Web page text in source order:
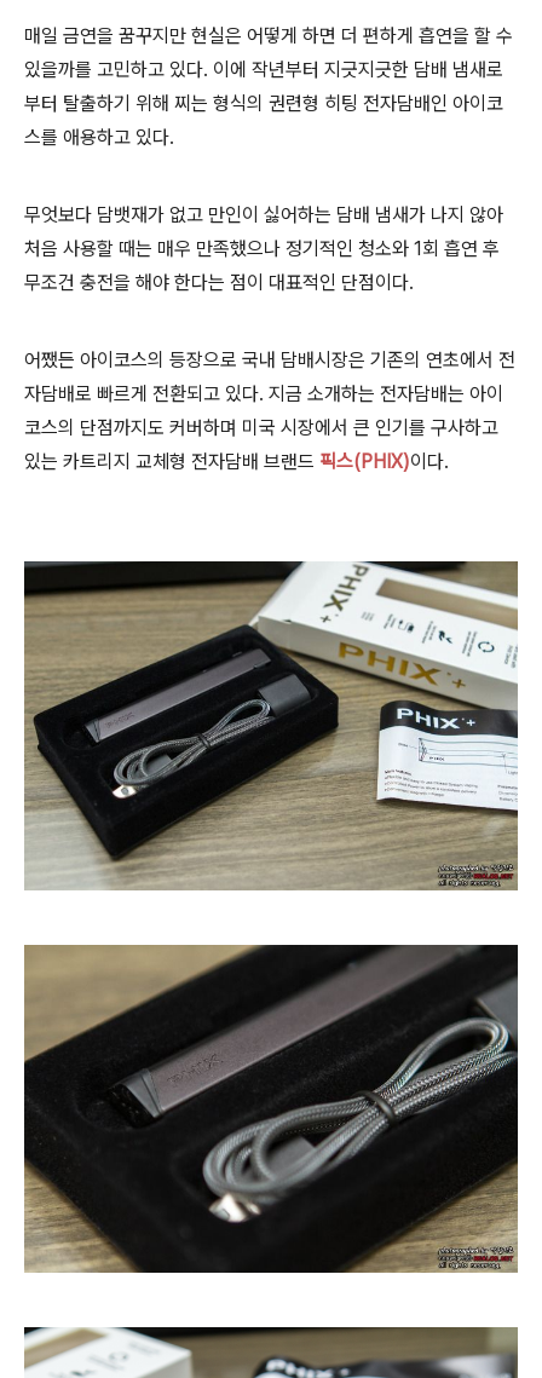
매일 금연을 꿈꾸지만 현실은 어떻게 하면 더 편하게 흡연을 할 수
있을까를 고민하고 있다. 이에 작년부터 지긋지긋한 담배 냄새로
부터 탈출하기 위해 찌는 형식의 권련형 히팅 전자담배인 아이코
스를 애용하고 있다.
무엇보다 담뱃재가 없고 만인이 싫어하는 담배 냄새가 나지 않아
처음 사용할 때는 매우 만족했으나 정기적인 청소와 1회 흡연 후
무조건 충전을 해야 한다는 점이 대표적인 단점이다.
어쨌든 아이코스의 등장으로 국내 담배시장은 기존의 연초에서 전
자담배로 빠르게 전환되고 있다. 지금 소개하는 전자담배는 아이
코스의 단점까지도 커버하며 미국 시장에서 큰 인기를 구사하고
있는 카트리지 교체형 전자담배 브랜드 픽스(PHIX)이다.